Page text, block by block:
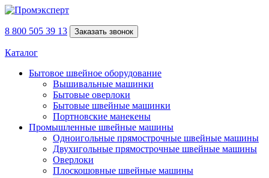
8 800 505 39 13 Заказать звонок
Каталог
Бытовое швейное оборудование
Вышивальные машинки
Бытовые оверлоки
Бытовые швейные машинки
Портновские манекены
Промышленные швейные машины
Одноигольные прямострочные швейные машины
Двухигольные прямострочные швейные машины
Оверлоки
Плоскошовные швейные машины